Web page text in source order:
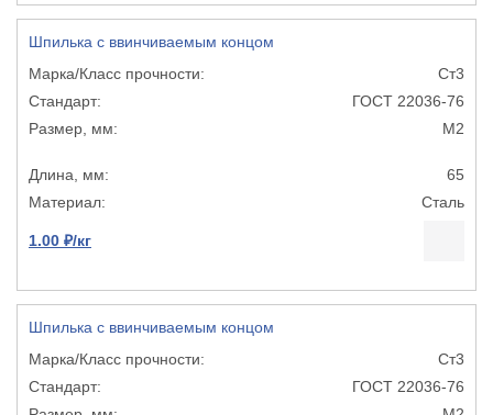
Шпилька с ввинчиваемым концом
Ст3
ГОСТ 22036-76
М2
65
Сталь
1.00 ₽/кг
Шпилька с ввинчиваемым концом
Ст3
ГОСТ 22036-76